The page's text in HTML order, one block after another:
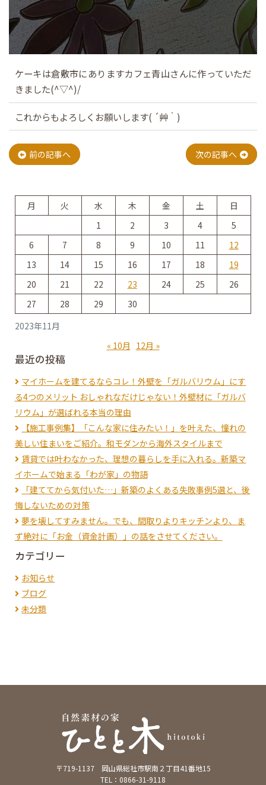
ケーキは倉敷市にありますカフェ青山さんに作っていただ
きました(^▽^)/
これからもよろしくお願いします( ´艸｀)
投
稿
ナ
ビ
ゲ
ー
シ
ョ
ン
前の記事へ 次の記事へ
2023年11月
月 火 水 木 金 土
日
1
2 3 4
5
6
7 8 9 10 11
12
13
14 15 16 17 18
19
20
21 22 23 24 25
26
27
28 29 30
« 10月 12月 »
最近の投稿
マイホームを建てるならコレ！外壁を「ガルバリウム」にす
る4つのメリット おしゃれなだけじゃない！外壁材に「ガルバ
リウム」が選ばれる本当の理由
【施工事例集】「こんな家に住みたい！」を叶えた、憧れの
美しい住まいをご紹介。和モダンから海外スタイルまで
賃貸では叶わなかった、理想の暮らしを手に入れる。新築マ
イホームで始まる「わが家」の物語
「建ててから気付いた…」新築のよくある失敗事例5選と、後
悔しないための対策
夢を壊してすみません。でも、間取りよりキッチンより、ま
ず絶対に「お金（資金計画）」の話をさせてください。
カテゴリー
お知らせ
ブログ
未分類
〒719-1137 岡山県総社市駅南２丁目41番地15
TEL：0866-31-9118